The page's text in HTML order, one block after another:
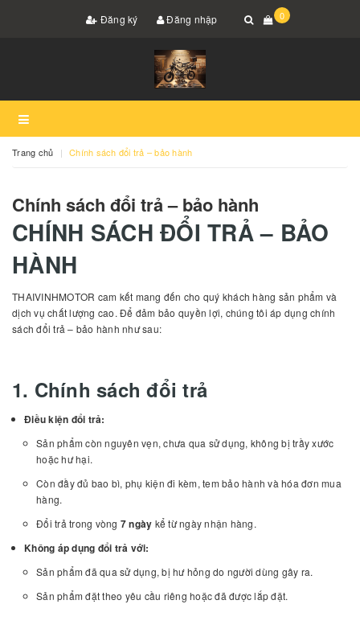
Đăng ký Đăng nhập 0
Trang chủ Chính sách đổi trả – bảo hành
Chính sách đổi trả – bảo hành
CHÍNH SÁCH ĐỔI TRẢ – BẢO
HÀNH
THAIVINHMOTOR cam kết mang đến cho quý khách hàng sản phẩm và
dịch vụ chất lượng cao. Để đảm bảo quyền lợi, chúng tôi áp dụng chính
sách đổi trả – bảo hành như sau:
1. Chính sách đổi trả
Điều kiện đổi trả:
Sản phẩm còn nguyên vẹn, chưa qua sử dụng, không bị trầy xước
hoặc hư hại.
Còn đầy đủ bao bì, phụ kiện đi kèm, tem bảo hành và hóa đơn mua
hàng.
Đổi trả trong vòng 7 ngày kể từ ngày nhận hàng.
Không áp dụng đổi trả với:
Sản phẩm đã qua sử dụng, bị hư hỏng do người dùng gây ra.
Sản phẩm đặt theo yêu cầu riêng hoặc đã được lắp đặt.